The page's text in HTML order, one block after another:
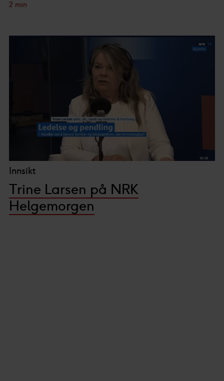
2 min
Innsikt
Trine Larsen på NRK
Helgemorgen